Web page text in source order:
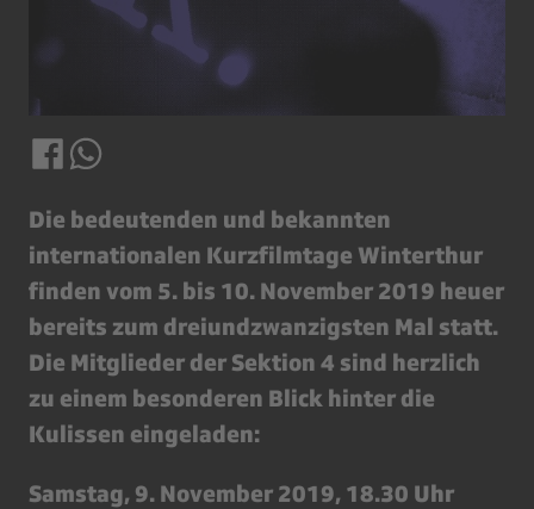
Die bedeutenden und bekannten
internationalen Kurzfilmtage Winterthur
finden vom 5. bis 10. November 2019 heuer
bereits zum dreiundzwanzigsten Mal statt.
Die Mitglieder der Sektion 4 sind herzlich
zu einem besonderen Blick hinter die
Kulissen eingeladen:
Samstag, 9. November 2019, 18.30 Uhr